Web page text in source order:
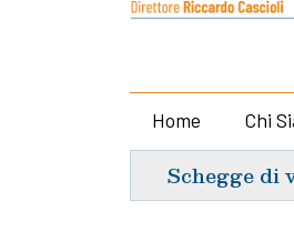
Home Chi
Schegge di